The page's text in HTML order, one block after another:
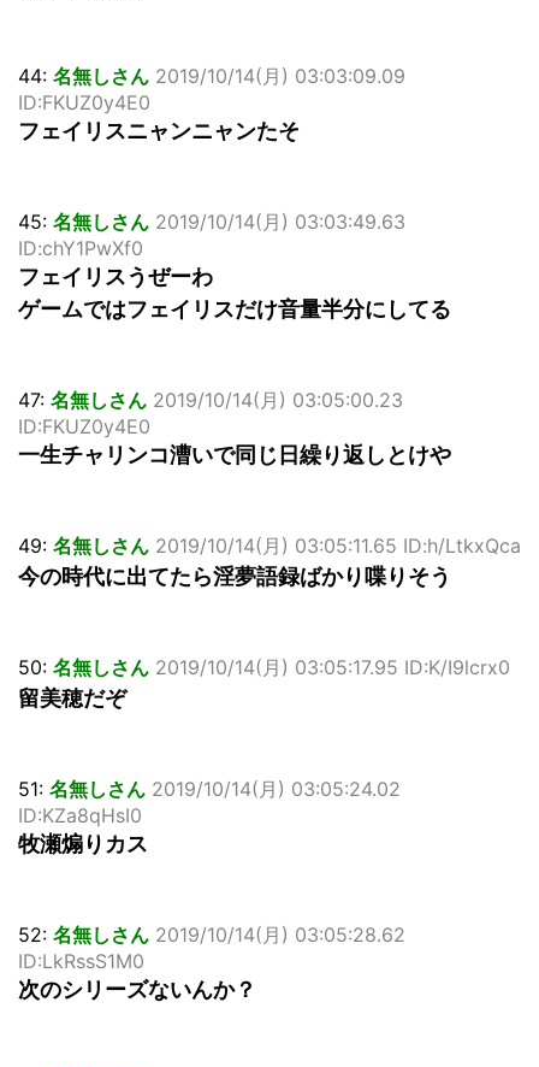
44: 名無しさん 2019/10/14(月) 03:03:09.09
ID:FKUZ0y4E0
フェイリスニャンニャンたそ
45: 名無しさん 2019/10/14(月) 03:03:49.63
ID:chY1PwXf0
フェイリスうぜーわ
ゲームではフェイリスだけ音量半分にしてる
47: 名無しさん 2019/10/14(月) 03:05:00.23
ID:FKUZ0y4E0
一生チャリンコ漕いで同じ日繰り返しとけや
49: 名無しさん 2019/10/14(月) 03:05:11.65 ID:h/LtkxQca
今の時代に出てたら淫夢語録ばかり喋りそう
50: 名無しさん 2019/10/14(月) 03:05:17.95 ID:K/I9lcrx0
留美穂だぞ
51: 名無しさん 2019/10/14(月) 03:05:24.02
ID:KZa8qHsI0
牧瀬煽りカス
52: 名無しさん 2019/10/14(月) 03:05:28.62
ID:LkRssS1M0
次のシリーズないんか？